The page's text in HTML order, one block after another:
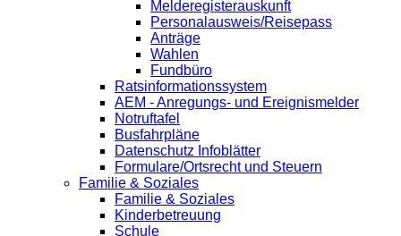
Melderegisterauskunft
Personalausweis/Reisepass
Anträge
Wahlen
Fundbüro
Ratsinformationssystem
AEM - Anregungs- und Ereignismelder
Notruftafel
Busfahrpläne
Datenschutz Infoblätter
Formulare/Ortsrecht und Steuern
Familie & Soziales
Familie & Soziales
Kinderbetreuung
Schule